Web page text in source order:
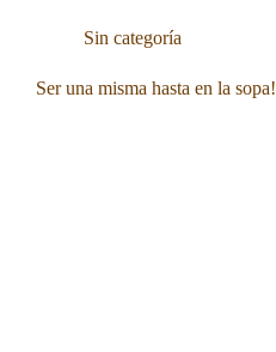
Sin categoría
Ser una misma hasta en la sopa!